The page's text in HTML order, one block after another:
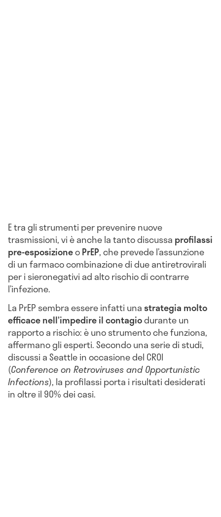
E tra gli strumenti per prevenire nuove
trasmissioni, vi è anche la tanto discussa profilassi
pre-esposizioneoPrEP, che prevede l’assunzione
di un farmaco combinazione di due antiretrovirali
per i sieronegativi ad alto rischio di contrarre
l’infezione.
La PrEP sembra essere infatti unastrategia molto
efficace nell’impedire il contagiodurante un
rapporto a rischio: è uno strumento che funziona,
affermano gli esperti. Secondo una serie di studi,
discussi a Seattle in occasione del CROI
(Conference on Retroviruses and Opportunistic
Infections), la profilassi porta i risultati desiderati
in oltre il 90% dei casi.